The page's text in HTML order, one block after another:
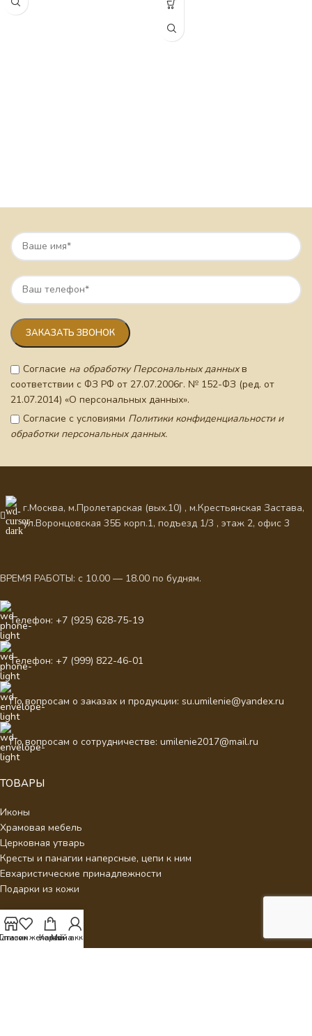
Согласие на обработку Персональных данныхв
соответствии с ФЗ РФ от 27.07.2006г. № 152-ФЗ (ред. от
21.07.2014) «О персональных данных».
Согласие с условиями Политики конфиденциальности и
обработки персональных данных.
г.Москва, м.Пролетарская (вых.10) , м.Крестьянская Застава,
ул.Воронцовская 35Б корп.1, подъезд 1/3 , этаж 2, офис 3
ВРЕМЯ РАБОТЫ: с 10.00 — 18.00 по будням.
Телефон: +7 (925) 628-75-19
Телефон: +7 (999) 822-46-01
По вопросам о заказах и продукции: su.umilenie@yandex.ru
По вопросам о сотрудничестве: umilenie2017@mail.ru
ТОВАРЫ
Иконы
Храмовая мебель
Церковная утварь
Кресты и панагии наперсные, цепи к ним
Евхаристические принадлежности
Подарки из кожи
ДЛЯ КЛИЕНТОВ
желаний
Корзина
Мой аккаунт